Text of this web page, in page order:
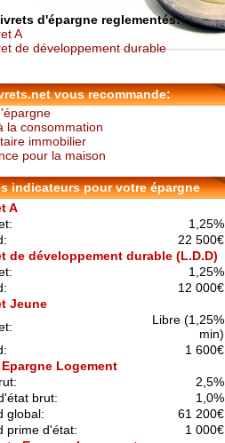
d'épargne reglementés:
A
de développement durable
vous recommande:
la consommation
immobilier
pour la maison
indicateurs pour votre épargne
A
1,25%
22 500€
de développement durable (L.D.D)
1,25%
12 000€
Jeune
Libre (1,25%
min)
1 600€
Logement
2,5%
brut:
1,0%
global:
61 200€
prime d'état:
1 000€